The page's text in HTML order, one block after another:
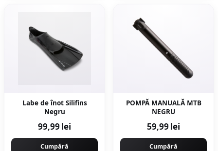
Labe de înot Silifins
Negru
99,99 lei
Cumpără
POMPĂ MANUALĂ MTB
NEGRU
59,99 lei
Cumpără